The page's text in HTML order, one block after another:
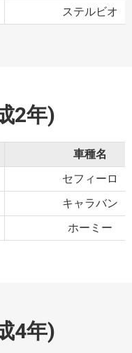
ステルビオ
2年)
車種名
セフィーロ
キャラバン
ホーミー
4年)